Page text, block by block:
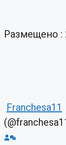
Размещено :
Franchesa11